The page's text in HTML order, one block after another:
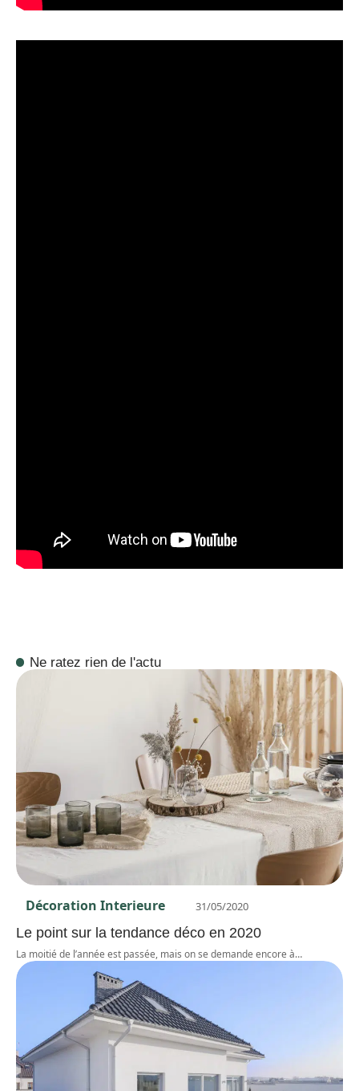
Ne ratez rien de l'actu
Décoration Interieure 31/05/2020
Le point sur la tendance déco en 2020
La moitié de l’année est passée, mais on se demande encore à…